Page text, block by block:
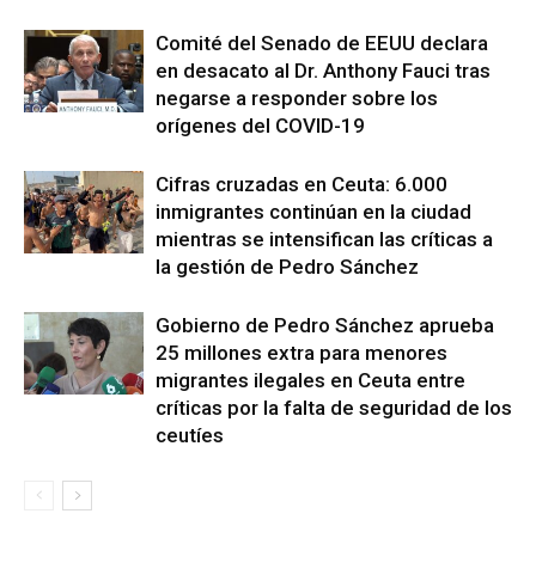
Comité del Senado de EEUU declara
en desacato al Dr. Anthony Fauci tras
negarse a responder sobre los
orígenes del COVID-19
Cifras cruzadas en Ceuta: 6.000
inmigrantes continúan en la ciudad
mientras se intensifican las críticas a
la gestión de Pedro Sánchez
Gobierno de Pedro Sánchez aprueba
25 millones extra para menores
migrantes ilegales en Ceuta entre
críticas por la falta de seguridad de los
ceutíes